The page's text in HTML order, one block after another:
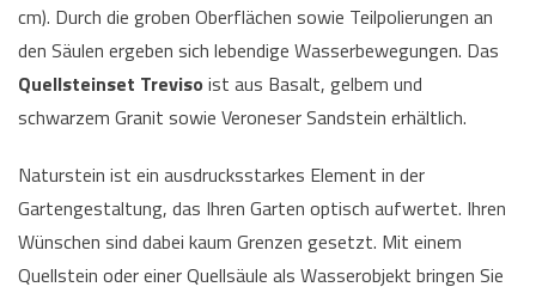
cm). Durch die groben Oberflächen sowie Teilpolierungen an
den Säulen ergeben sich lebendige Wasserbewegungen. Das
Quellsteinset Treviso ist aus Basalt, gelbem und
schwarzem Granit sowie Veroneser Sandstein erhältlich.
Naturstein ist ein ausdrucksstarkes Element in der
Gartengestaltung, das Ihren Garten optisch aufwertet. Ihren
Wünschen sind dabei kaum Grenzen gesetzt. Mit einem
Quellstein oder einer Quellsäule als Wasserobjekt bringen Sie